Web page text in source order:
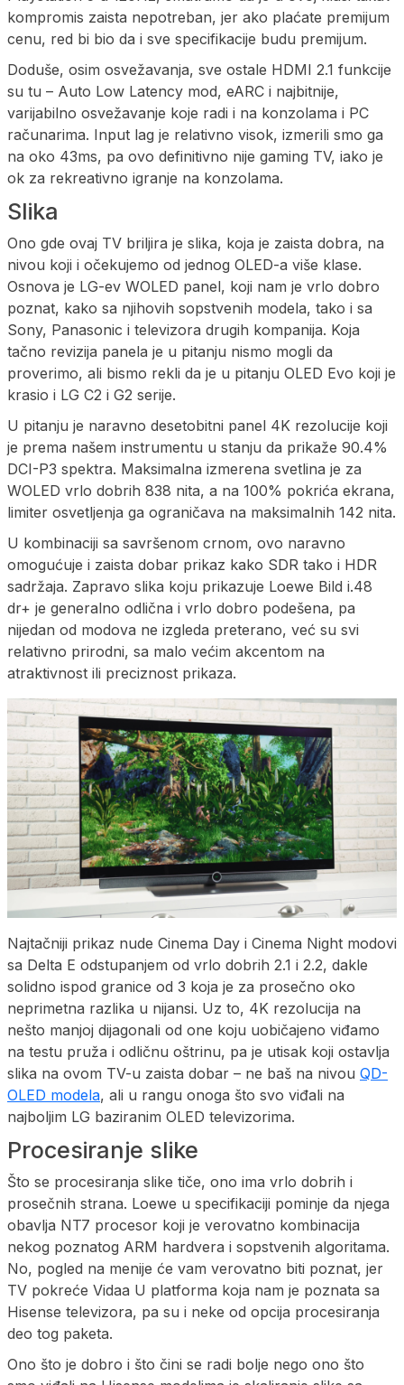
kompromis zaista nepotreban, jer ako plaćate premijum
cenu, red bi bio da i sve specifikacije budu premijum.
Doduše, osim osvežavanja, sve ostale HDMI 2.1 funkcije
su tu – Auto Low Latency mod, eARC i najbitnije,
varijabilno osvežavanje koje radi i na konzolama i PC
računarima. Input lag je relativno visok, izmerili smo ga
na oko 43ms, pa ovo definitivno nije gaming TV, iako je
ok za rekreativno igranje na konzolama.
Slika
Ono gde ovaj TV briljira je slika, koja je zaista dobra, na
nivou koji i očekujemo od jednog OLED-a više klase.
Osnova je LG-ev WOLED panel, koji nam je vrlo dobro
poznat, kako sa njihovih sopstvenih modela, tako i sa
Sony, Panasonic i televizora drugih kompanija. Koja
tačno revizija panela je u pitanju nismo mogli da
proverimo, ali bismo rekli da je u pitanju OLED Evo koji je
krasio i LG C2 i G2 serije.
U pitanju je naravno desetobitni panel 4K rezolucije koji
je prema našem instrumentu u stanju da prikaže 90.4%
DCI-P3 spektra. Maksimalna izmerena svetlina je za
WOLED vrlo dobrih 838 nita, a na 100% pokrića ekrana,
limiter osvetljenja ga ograničava na maksimalnih 142 nita.
U kombinaciji sa savršenom crnom, ovo naravno
omogućuje i zaista dobar prikaz kako SDR tako i HDR
sadržaja. Zapravo slika koju prikazuje Loewe Bild i.48
dr+ je generalno odlična i vrlo dobro podešena, pa
nijedan od modova ne izgleda preterano, već su svi
relativno prirodni, sa malo većim akcentom na
atraktivnost ili preciznost prikaza.
Najtačniji prikaz nude Cinema Day i Cinema Night modovi
sa Delta E odstupanjem od vrlo dobrih 2.1 i 2.2, dakle
solidno ispod granice od 3 koja je za prosečno oko
neprimetna razlika u nijansi. Uz to, 4K rezolucija na
nešto manjoj dijagonali od one koju uobičajeno viđamo
na testu pruža i odličnu oštrinu, pa je utisak koji ostavlja
slika na ovom TV-u zaista dobar – ne baš na nivou QD-
OLED modela, ali u rangu onoga što svo viđali na
najboljim LG baziranim OLED televizorima.
Procesiranje slike
Što se procesiranja slike tiče, ono ima vrlo dobrih i
prosečnih strana. Loewe u specifikaciji pominje da njega
obavlja NT7 procesor koji je verovatno kombinacija
nekog poznatog ARM hardvera i sopstvenih algoritama.
No, pogled na menije će vam verovatno biti poznat, jer
TV pokreće Vidaa U platforma koja nam je poznata sa
Hisense televizora, pa su i neke od opcija procesiranja
deo tog paketa.
Ono što je dobro i što čini se radi bolje nego ono što